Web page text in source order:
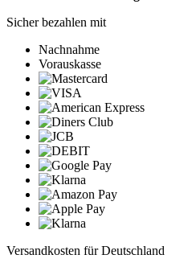
Sicher bezahlen mit
Nachnahme
Vorauskasse
Versandkosten für Deutschland